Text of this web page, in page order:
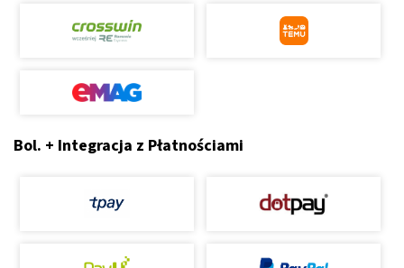
Bol. + Integracja z Płatnościami